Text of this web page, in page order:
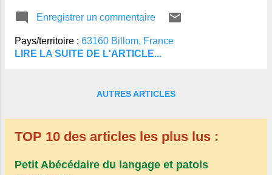
jongleurs, le samedi 8 et
Enregistrer un commentaire
Pays/territoire : 63160 Billom, France
LIRE LA SUITE DE L'ARTICLE...
AUTRES ARTICLES
TOP 10 des articles les plus lus :
Petit Abécédaire du langage et patois